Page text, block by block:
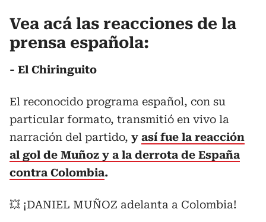
Vea acá las reacciones de la
prensa española:
- El Chiringuito
El reconocido programa español, con su
particular formato, transmitió en vivo la
narración del partido, y así fue la reacción
al gol de Muñoz y a la derrota de España
contra Colombia.
💥 ¡DANIEL MUÑOZ adelanta a Colombia!